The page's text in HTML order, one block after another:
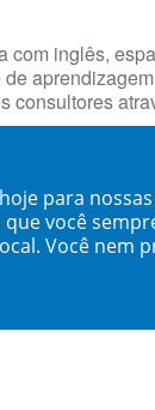
com inglês,
consultores
hoje para
que você
Você nem